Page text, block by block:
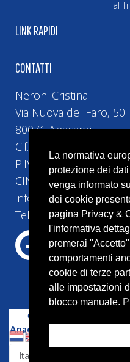
al
LINK RAPIDI
CONTATTI
Neroni Cristina
Via Nuova del Faro, 50
80071 Anacapri
C.f. NRNCST74H5H5010
P.IVA 10493161219
CIN
info@bebvillacristina.it
Tel:+39 328 4524 258
Copyright © 2023 –
Anacapri
La normativa
protezione dei
venga informato
dei cookie
pagina Privacy &
l'informativa
premerai
comportamenti
cookie di terze
alle impostazioni
blocco manuale.